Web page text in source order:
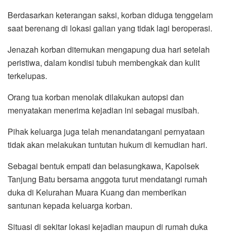
Berdasarkan keterangan saksi, korban diduga tenggelam
saat berenang di lokasi galian yang tidak lagi beroperasi.
Jenazah korban ditemukan mengapung dua hari setelah
peristiwa, dalam kondisi tubuh membengkak dan kulit
terkelupas.
Orang tua korban menolak dilakukan autopsi dan
menyatakan menerima kejadian ini sebagai musibah.
Pihak keluarga juga telah menandatangani pernyataan
tidak akan melakukan tuntutan hukum di kemudian hari.
Sebagai bentuk empati dan belasungkawa, Kapolsek
Tanjung Batu bersama anggota turut mendatangi rumah
duka di Kelurahan Muara Kuang dan memberikan
santunan kepada keluarga korban.
Situasi di sekitar lokasi kejadian maupun di rumah duka